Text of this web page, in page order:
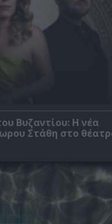
Βυζαντίου: Η νέα
Στάθη στο